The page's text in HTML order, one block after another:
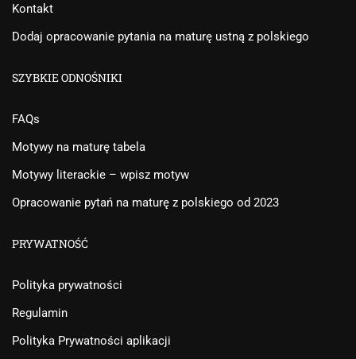
Kontakt
Dodaj opracowanie pytania na maturę ustną z polskiego
SZYBKIE ODNOŚNIKI
FAQs
Motywy na maturę tabela
Motywy literackie – wpisz motyw
Opracowanie pytań na maturę z polskiego od 2023
PRYWATNOŚĆ
Polityka prywatności
Regulamin
Polityka Prywatności aplikacji